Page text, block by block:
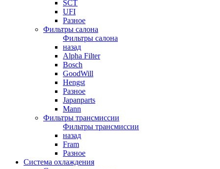
SCT
UFI
Разное
Фильтры салона
Фильтры салона
назад
Alpha Filter
Bosch
GoodWill
Hengst
Разное
Japanparts
Mann
Фильтры трансмиссии
Фильтры трансмиссии
назад
Fram
Разное
Система охлаждения